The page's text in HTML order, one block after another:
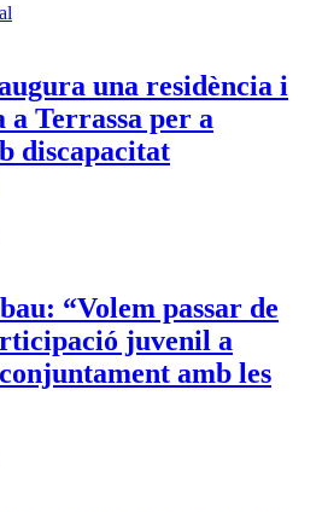
una residència i
a Terrassa per a
discapacitat
“Volem passar de
juvenil a
amb les